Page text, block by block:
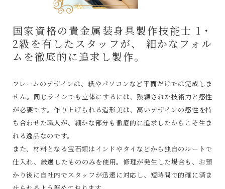
国家資格の貴金属装身具製作技能士 1・
2級を有したスタッフが、
細かなフォル
ムを徹底的に追求し製作。
フレームのデザインは、紙やパソコンなど平面だけでは完成しま
せん。同じラインでも立体にするには、熟練された技術力と感性
が必要です。作り上げられる造形美は、高いデザインの感性を持
ち合わせた職人が、細かな部分も徹底的に追求したからこそ生ま
れる逸品なのです。
また、材料となる宝石類はインドやタイなどから独自のルートで
仕入れ、厳選したもののみを使用。修理が発生した場合も、お預
かり後に自社内でスタッフが迅速に対応し、短時間で的確に済ま